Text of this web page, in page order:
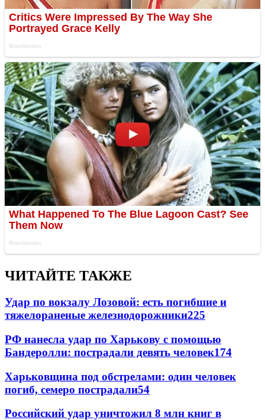
ЧИТАЙТЕ ТАКЖЕ
Удар по вокзалу Лозовой: есть погибшие и
тяжелораненые железнодорожники225
РФ нанесла удар по Харькову с помощью
Бандеролли: пострадали девять человек174
Харьковщина под обстрелами: один человек
погиб, семеро пострадали54
Российский удар уничтожил 8 млн книг в